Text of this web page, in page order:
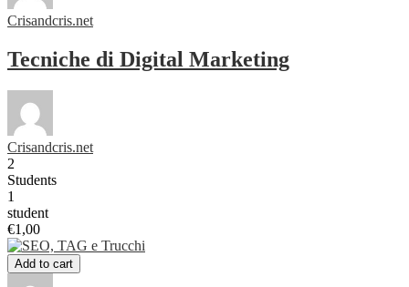
Crisandcris.net
Tecniche di Digital Marketing
Crisandcris.net
2
Students
1
student
€1,00
Add to cart